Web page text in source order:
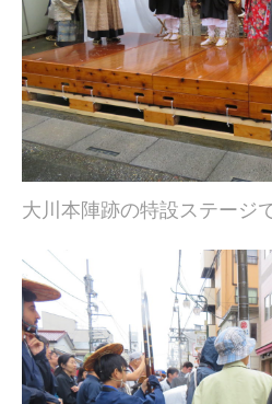
大川本陣跡の特設ステージ